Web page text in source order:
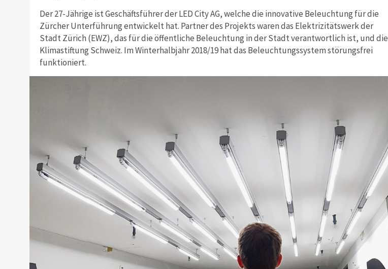
Der 27-Jährige ist Geschäftsführer der LED City AG, welche die innovative Beleuchtung für die
Zürcher Unterführung entwickelt hat. Partner des Projekts waren das Elektrizitätswerk der
Stadt Zürich (EWZ), das für die öffentliche Beleuchtung in der Stadt verantwortlich ist, und die
Klimastiftung Schweiz. Im Winterhalbjahr 2018/19 hat das Beleuchtungssystem störungsfrei
funktioniert.